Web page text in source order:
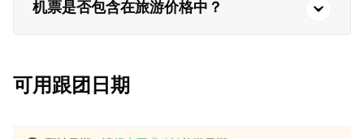
机票是否包含在旅游价格中？
可用跟团日期